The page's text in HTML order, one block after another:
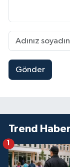
Gönder
Trend
1